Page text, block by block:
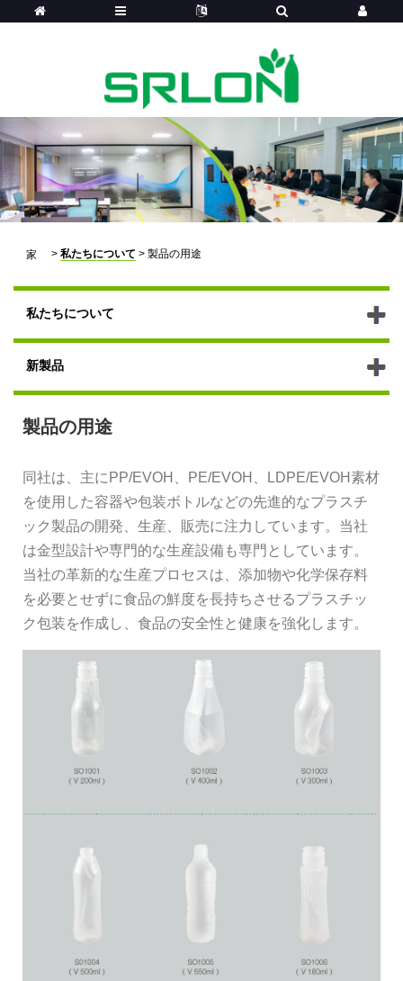
家 > 私たちについて > 製品の用途
私たちについて
新製品
製品の用途
同社は、主にPP/EVOH、PE/EVOH、LDPE/EVOH素材
を使用した容器や包装ボトルなどの先進的なプラスチ
ック製品の開発、生産、販売に注力しています。当社
は金型設計や専門的な生産設備も専門としています。
当社の革新的な生産プロセスは、添加物や化学保存料
を必要とせずに食品の鮮度を長持ちさせるプラスチッ
ク包装を作成し、食品の安全性と健康を強化します。